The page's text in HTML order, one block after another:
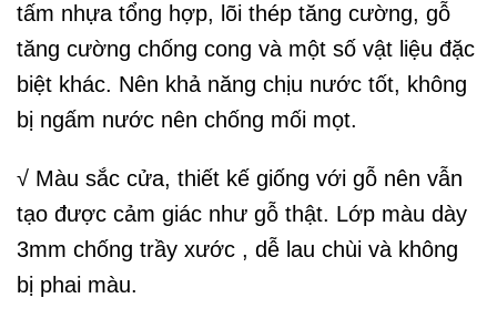
tấm nhựa tổng hợp, lõi thép tăng cường, gỗ
tăng cường chống cong và một số vật liệu đặc
biệt khác. Nên khả năng chịu nước tốt, không
bị ngấm nước nên chống mối mọt.
√ Màu sắc cửa, thiết kế giống với gỗ nên vẫn
tạo được cảm giác như gỗ thật. Lớp màu dày
3mm chống trầy xước , dễ lau chùi và không
bị phai màu.